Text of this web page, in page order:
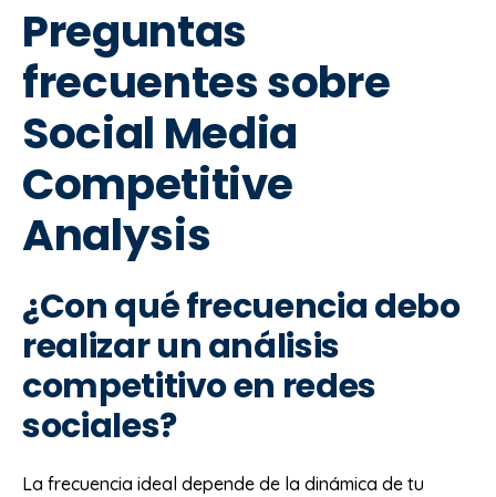
Preguntas
frecuentes sobre
Social Media
Competitive
Analysis
¿Con qué frecuencia debo
realizar un análisis
competitivo en redes
sociales?
La frecuencia ideal depende de la dinámica de tu